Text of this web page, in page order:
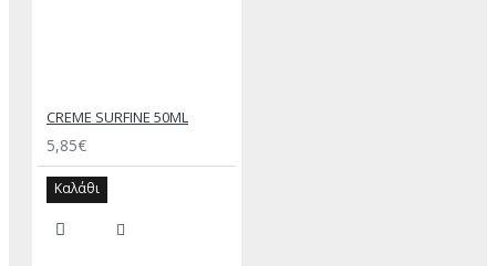
CREME SURFINE 50ML
5,85€
Καλάθι